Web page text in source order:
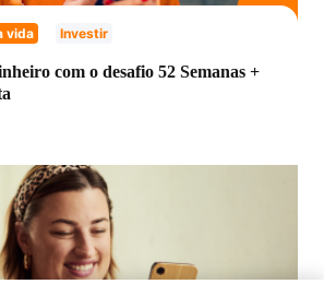
vida Investir
com o desafio 52 Semanas +